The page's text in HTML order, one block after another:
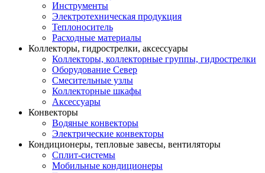
Инструменты
Электротехническая продукция
Теплоноситель
Расходные материалы
Коллекторы, гидрострелки, аксессуары
Коллекторы, коллекторные группы, гидрострелки
Оборудование Север
Смесительные узлы
Коллекторные шкафы
Аксессуары
Конвекторы
Водяные конвекторы
Электрические конвекторы
Кондиционеры, тепловые завесы, вентиляторы
Сплит-системы
Мобильные кондиционеры